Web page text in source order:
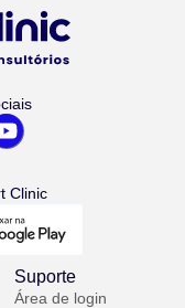
Clinic
Suporte
Área de login